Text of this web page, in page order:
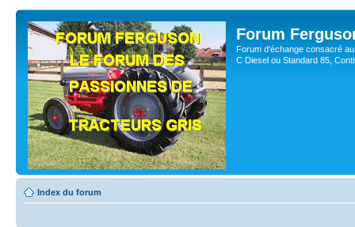
Forum
Forum d'échange consacré
C Diesel ou Standard 85,
Index du forum